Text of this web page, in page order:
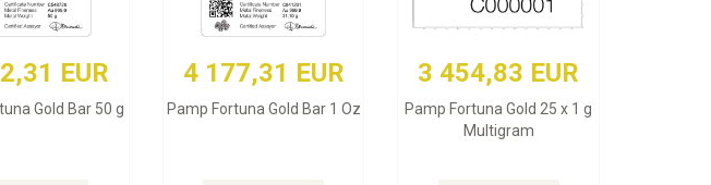
EUR
Gold Bar 50 g
4 177,31 EUR
Pamp Fortuna Gold Bar 1 Oz
3 454,83 EUR
Pamp Fortuna Gold 25 x 1 g
Multigram